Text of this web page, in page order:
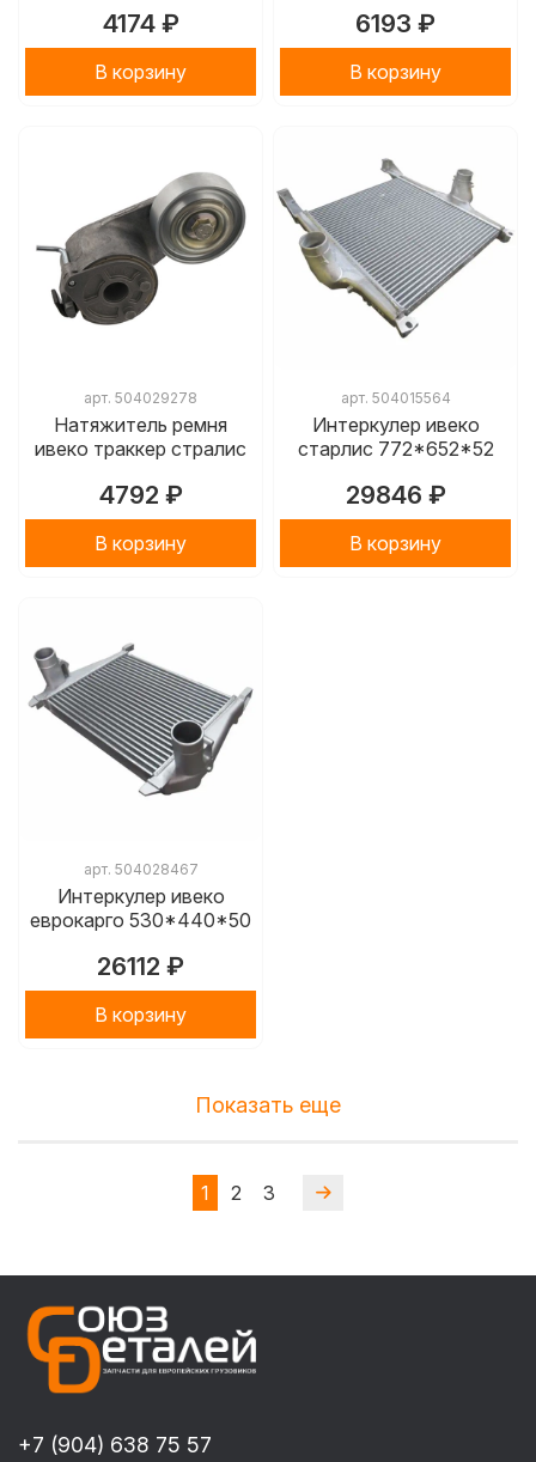
4174 ₽
В корзину
6193 ₽
В корзину
арт. 504029278
Натяжитель ремня
ивеко траккер стралис
4792 ₽
В корзину
арт. 504015564
Интеркулер ивеко
старлис 772*652*52
29846 ₽
В корзину
арт. 504028467
Интеркулер ивеко
еврокарго 530*440*50
26112 ₽
В корзину
Показать еще
1 2 3
+7 (904) 638 75 57